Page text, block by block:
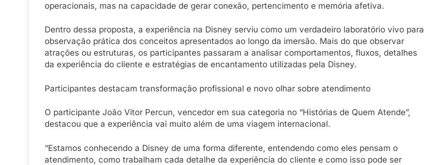
operacionais, mas na capacidade de gerar conexão, pertencimento e memória afetiva.
Dentro dessa proposta, a experiência na Disney serviu como um verdadeiro laboratório vivo para
observação prática dos conceitos apresentados ao longo da imersão. Mais do que observar
atrações ou estruturas, os participantes passaram a analisar comportamentos, fluxos, detalhes
da experiência do cliente e estratégias de encantamento utilizadas pela Disney.
Participantes destacam transformação profissional e novo olhar sobre atendimento
O participante João Vitor Percun, vencedor em sua categoria no “Histórias de Quem Atende”,
destacou que a experiência vai muito além de uma viagem internacional.
“Estamos conhecendo a Disney de uma forma diferente, entendendo como eles pensam o
atendimento, como trabalham cada detalhe da experiência do cliente e como isso pode ser